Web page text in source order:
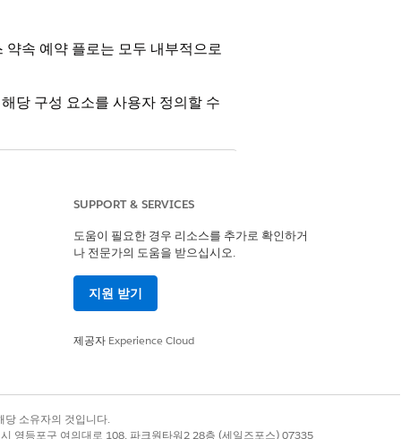
속 예약 플로는 모두 내부적으로
당 구성 요소를 사용자 정의할 수
니다. 시승 및 차량 서비스 약속을 각각
러 위치 및 약속 시간 슬롯을 선택하는
로의 모양과 느낌을 수정하려면 4개의
다. 시승 및 차량 서비스 약속 예약을
SUPPORT & SERVICES
도움이 필요한 경우 리소스를 추가로 확인하거
나 전문가의 도움을 받으십시오.
지원 받기
제공자 Experience Cloud
소유자의 것입니다.
영등포구 여의대로 108, 파크원타워2 28층 (세일즈포스) 07335